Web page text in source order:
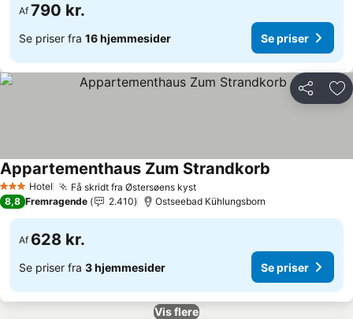
Af 790 kr.
Se priser fra 16 hjemmesider Se priser
Del
3 StjernerHotel Få skridt fra Østersøens kyst
Appartementhaus Zum Strandkorb
8,8 Fremragende 2.410 Ostseebad Kühlungsborn
Af 628 kr.
Se priser fra 3 hjemmesider Se priser
Vis flere